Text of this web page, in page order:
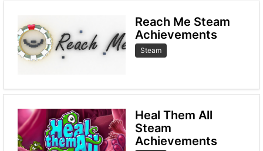
Reach Me Steam
Achievements
Steam
Heal Them All
Steam
Achievements